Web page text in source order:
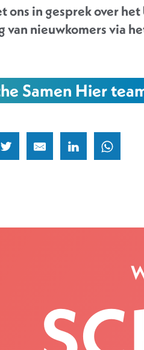
ons in gesprek over
van nieuwkomers via
Samen Hier